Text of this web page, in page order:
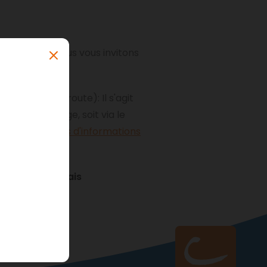
Nous vous invitons
votre passage, soit via le
plus d'informations
assorti